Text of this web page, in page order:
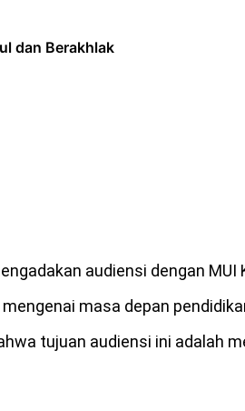
dan Berakhlak
audiensi dengan
masa depan
tujuan audiensi ini